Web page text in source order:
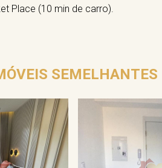
Place (10 min de carro).
SEMELHANTES